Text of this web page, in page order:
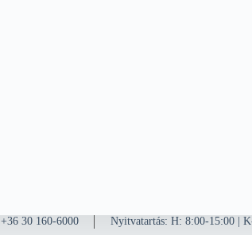
+36 30 160-6000 Nyitvatartás: H: 8:00-15:00 |